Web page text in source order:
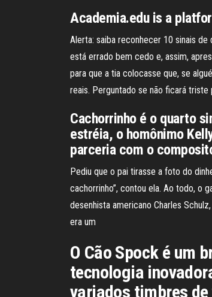
Academia.edu is a
Alerta: saiba reconhecer 10 sinais
está errado bem cedo e, assim,
para que a tia colocasse que, se
reais. Perguntado se não ficará triste
Cachorrinho é o quarto
estréia, o homônimo
parceria com o
Pediu que o pai tirasse a foto do
cachorrinho”, contou ela. Ao todo, o
desenhista americano Charles
era um
O Cão Spock é um
tecnologia
variados timbres